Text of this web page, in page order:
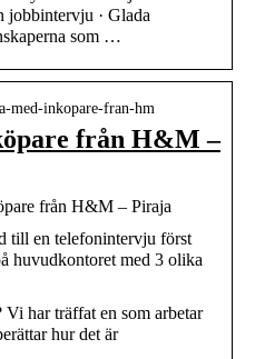
· Glada
som …
med-inkopare-fran-hm
från H&M –
från H&M – Piraja
till en telefonintervju först
huvudkontoret med 3 olika
har träffat en som arbetar
hur det är